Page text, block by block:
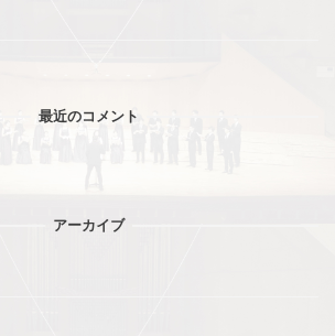
最近のコメント
アーカイブ